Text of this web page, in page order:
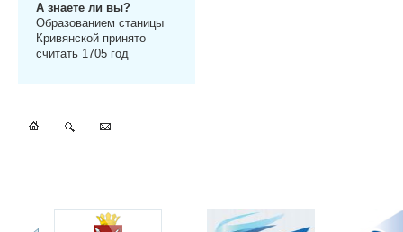
А знаете ли вы?
Образованием станицы
Кривянской принято
считать 1705 год